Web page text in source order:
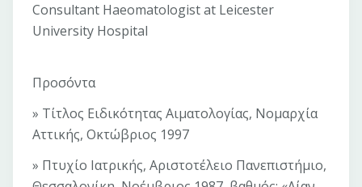
Consultant Haeomatologist at Leicester
University Hospital
Προσόντα
» Τίτλος Ειδικότητας Αιματολογίας, Νομαρχία
Αττικής, Οκτώβριος 1997
» Πτυχίο Ιατρικής, Αριστοτέλειο Πανεπιστήμιο,